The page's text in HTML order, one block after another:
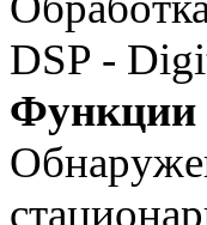
DSP -
Функции